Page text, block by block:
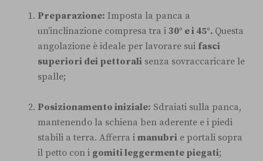
Preparazione: Imposta la panca a
un’inclinazione compresa tra i 30° e i 45°. Questa
angolazione è ideale per lavorare sui fasci
superiori dei pettorali senza sovraccaricare le
spalle;
Posizionamento iniziale: Sdraiati sulla panca,
mantenendo la schiena ben aderente e i piedi
stabili a terra. Afferra i manubri e portali sopra
il petto con i gomiti leggermente piegati;